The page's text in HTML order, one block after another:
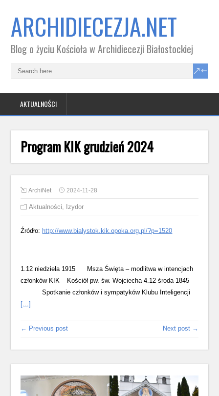
ARCHIDIECEZJA.NET
Blog o życiu Kościoła w Archidiecezji Białostockiej
AKTUALNOŚCI
Program KIK grudzień 2024
ArchiNet 2024-11-28
Aktualności, Izydor
Źródło: http://www.bialystok.kik.opoka.org.pl/?p=1520
1.12 niedziela 1915 Msza Święta – modlitwa w intencjach
członków KIK – Kościół pw. św. Wojciecha 4.12 środa 1845
Spotkanie członków i sympatyków Klubu Inteligencji
[…]
← Previous post Next post →